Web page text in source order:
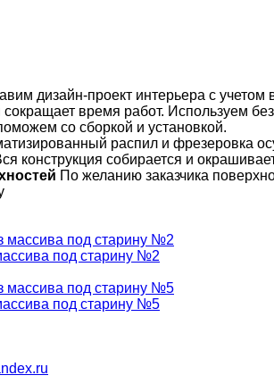
дизайн-проект интерьера с
время работ. Используем
со сборкой и установкой.
распил и фрезеровка
конструкция собирается и
По желанию заказчика
под старину №2
под старину №5